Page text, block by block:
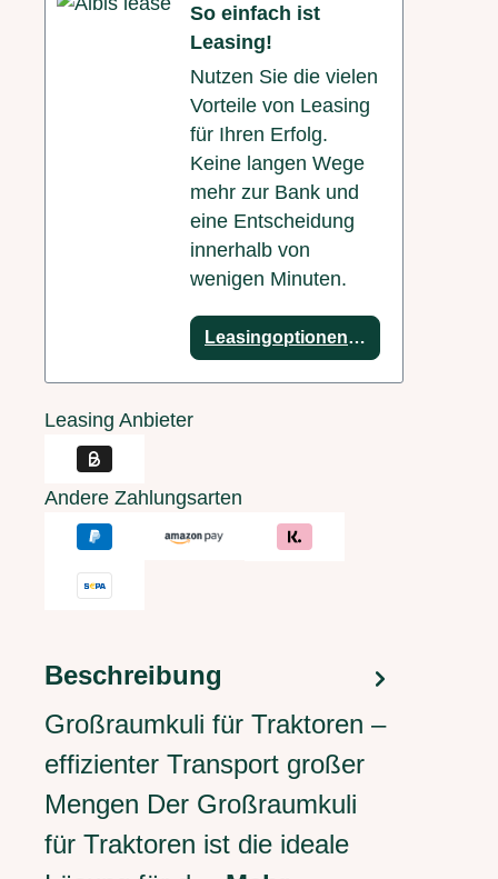
So einfach ist
Leasing!
Nutzen Sie die vielen
Vorteile von Leasing
für Ihren Erfolg.
Keine langen Wege
mehr zur Bank und
eine Entscheidung
innerhalb von
wenigen Minuten.
Leasingoptionen anzeigen
Leasing Anbieter
Andere Zahlungsarten
Beschreibung
Großraumkuli für Traktoren –
effizienter Transport großer
Mengen Der Großraumkuli
für Traktoren ist die ideale